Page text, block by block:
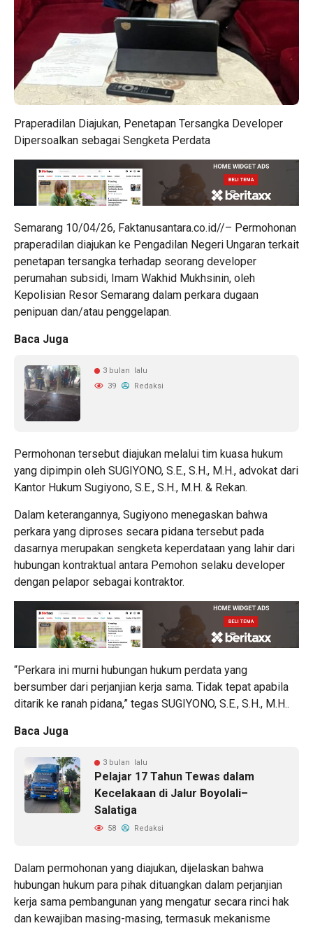
Praperadilan Diajukan, Penetapan Tersangka Developer
Dipersoalkan sebagai Sengketa Perdata
Semarang 10/04/26, Faktanusantara.co.id//– Permohonan
praperadilan diajukan ke Pengadilan Negeri Ungaran terkait
penetapan tersangka terhadap seorang developer
perumahan subsidi, Imam Wakhid Mukhsinin, oleh
Kepolisian Resor Semarang dalam perkara dugaan
penipuan dan/atau penggelapan.
Baca Juga
3 bulan lalu
39
Redaksi
Permohonan tersebut diajukan melalui tim kuasa hukum
yang dipimpin oleh SUGIYONO, S.E., S.H., M.H., advokat dari
Kantor Hukum Sugiyono, S.E., S.H., M.H. & Rekan.
Dalam keterangannya, Sugiyono menegaskan bahwa
perkara yang diproses secara pidana tersebut pada
dasarnya merupakan sengketa keperdataan yang lahir dari
hubungan kontraktual antara Pemohon selaku developer
dengan pelapor sebagai kontraktor.
“Perkara ini murni hubungan hukum perdata yang
bersumber dari perjanjian kerja sama. Tidak tepat apabila
ditarik ke ranah pidana,” tegas SUGIYONO, S.E., S.H., M.H..
Baca Juga
3 bulan lalu
Pelajar 17 Tahun Tewas dalam
Kecelakaan di Jalur Boyolali–
Salatiga
58 Redaksi
Dalam permohonan yang diajukan, dijelaskan bahwa
hubungan hukum para pihak dituangkan dalam perjanjian
kerja sama pembangunan yang mengatur secara rinci hak
dan kewajiban masing-masing, termasuk mekanisme